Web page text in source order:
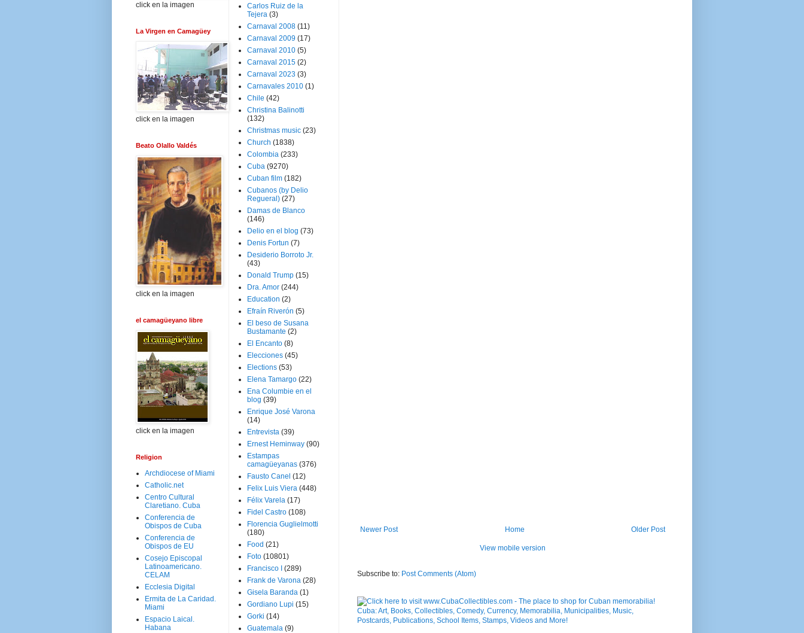
Newer Post Older Post
Home
View mobile version
Subscribe to: Post Comments (Atom)
click en la imagen
La Virgen en Camagüey
click en la imagen
Beato Olallo Valdés
click en la imagen
el camagüeyano libre
click en la imagen
Religion
Archdiocese of Miami
Catholic.net
Centro Cultural
Claretiano. Cuba
Conferencia de
Obispos de Cuba
Conferencia de
Obispos de EU
Cosejo Episcopal
Latinoamericano.
CELAM
Ecclesia Digital
Ermita de La Caridad.
Miami
Espacio Laical.
Habana
Carlos Ruiz de la
Tejera (3)
Carnaval 2008 (11)
Carnaval 2009 (17)
Carnaval 2010 (5)
Carnaval 2015 (2)
Carnaval 2023 (3)
Carnavales 2010 (1)
Chile (42)
Christina Balinotti
(132)
Christmas music (23)
Church (1838)
Colombia (233)
Cuba (9270)
Cuban film (182)
Cubanos (by Delio
Regueral) (27)
Damas de Blanco
(146)
Delio en el blog (73)
Denis Fortun (7)
Desiderio Borroto Jr.
(43)
Donald Trump (15)
Dra. Amor (244)
Education (2)
Efraín Riverón (5)
El beso de Susana
Bustamante (2)
El Encanto (8)
Elecciones (45)
Elections (53)
Elena Tamargo (22)
Ena Columbie en el
blog (39)
Enrique José Varona
(14)
Entrevista (39)
Ernest Heminway (90)
Estampas
camagüeyanas (376)
Fausto Canel (12)
Felix Luis Viera (448)
Félix Varela (17)
Fidel Castro (108)
Florencia Guglielmotti
(180)
Food (21)
Foto (10801)
Francisco I
(289)
Frank de Varona (28)
Gisela Baranda (1)
Gordiano Lupi (15)
Gorki (14)
Guatemala (9)